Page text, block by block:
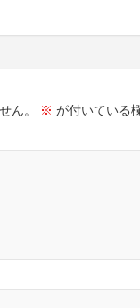
ん。 ※ が付いている